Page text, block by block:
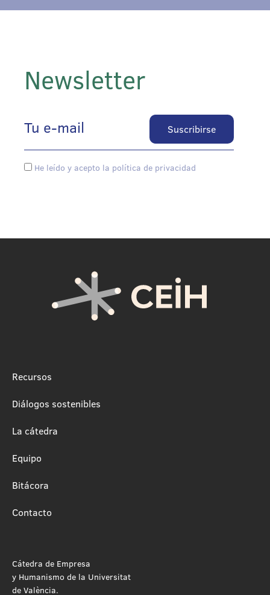
Newsletter
He leído y acepto la política de privacidad
Recursos
Diálogos sostenibles
La cátedra
Equipo
Bitácora
Contacto
Cátedra de Empresa
y Humanismo de la Universitat
de València.